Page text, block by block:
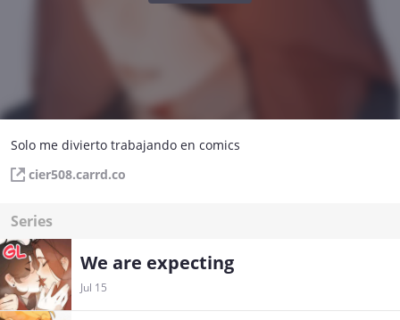
Solo me divierto trabajando en comics
cier508.carrd.co
Series
We are expecting
Jul 15